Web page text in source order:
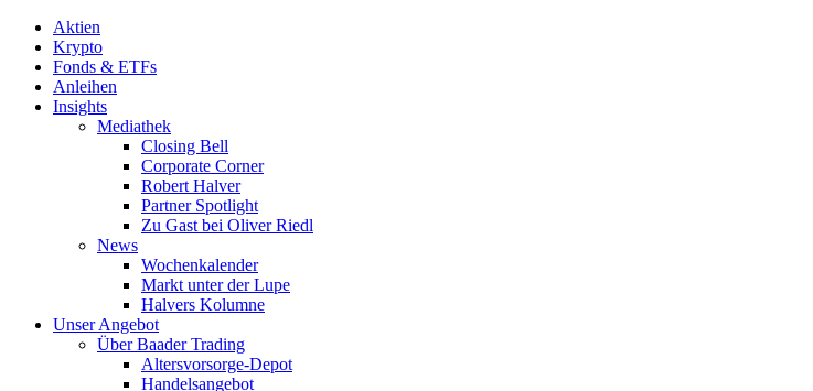
Aktien
Krypto
Fonds & ETFs
Anleihen
Insights
Mediathek
Closing Bell
Corporate Corner
Robert Halver
Partner Spotlight
Zu Gast bei Oliver Riedl
News
Wochenkalender
Markt unter der Lupe
Halvers Kolumne
Unser Angebot
Über Baader Trading
Altersvorsorge-Depot
Handelsangebot